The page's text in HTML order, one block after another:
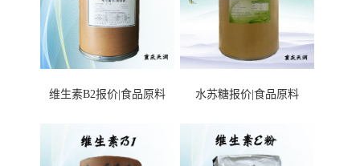
维生素B2报价|食品原料 水苏糖报价|食品原料